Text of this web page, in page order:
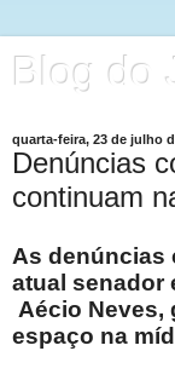
Blog do
quarta-feira, 23 de julho
Denúncias
continuam
As denúncias
atual senador
Aécio Neves,
espaço na